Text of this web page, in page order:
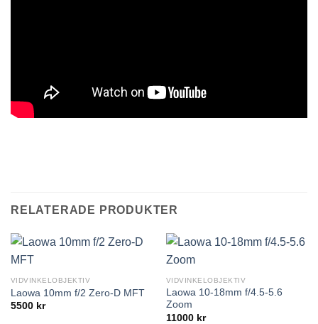
RELATERADE PRODUKTER
VIDVINKELOBJEKTIV
Laowa 10mm f/2 Zero-D MFT
5500 kr
VIDVINKELOBJEKTIV
Laowa 10-18mm f/4.5-5.6
Zoom
11000 kr